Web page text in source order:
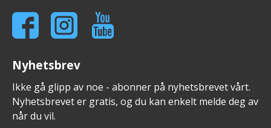
Nyhetsbrev
Ikke gå glipp av noe - abonner på nyhetsbrevet vårt.
Nyhetsbrevet er gratis, og du kan enkelt melde deg av
når du vil.